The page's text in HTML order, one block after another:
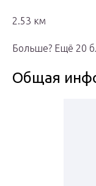
2.53 км
Больше? Ещё 20
Общая